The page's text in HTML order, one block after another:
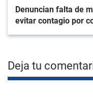
Denuncian falta de
evitar contagio por
Deja tu